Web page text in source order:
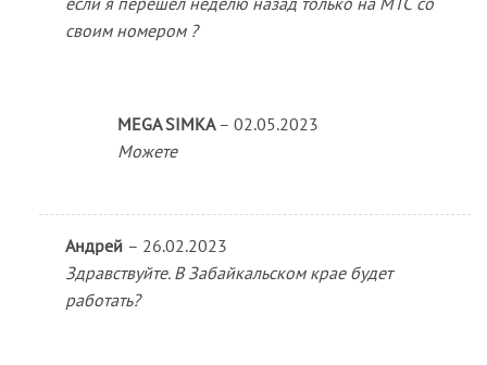
своим номером ?
MEGA SIMKA – 02.05.2023
Можете
Андрей – 26.02.2023
Здравствуйте. В Забайкальском крае будет
работать?